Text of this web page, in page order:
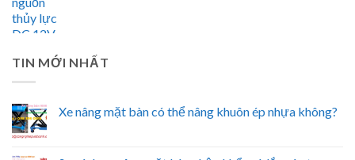
TIN MỚI NHẤT
Xe nâng mặt bàn có thể nâng khuôn ép nhựa không?